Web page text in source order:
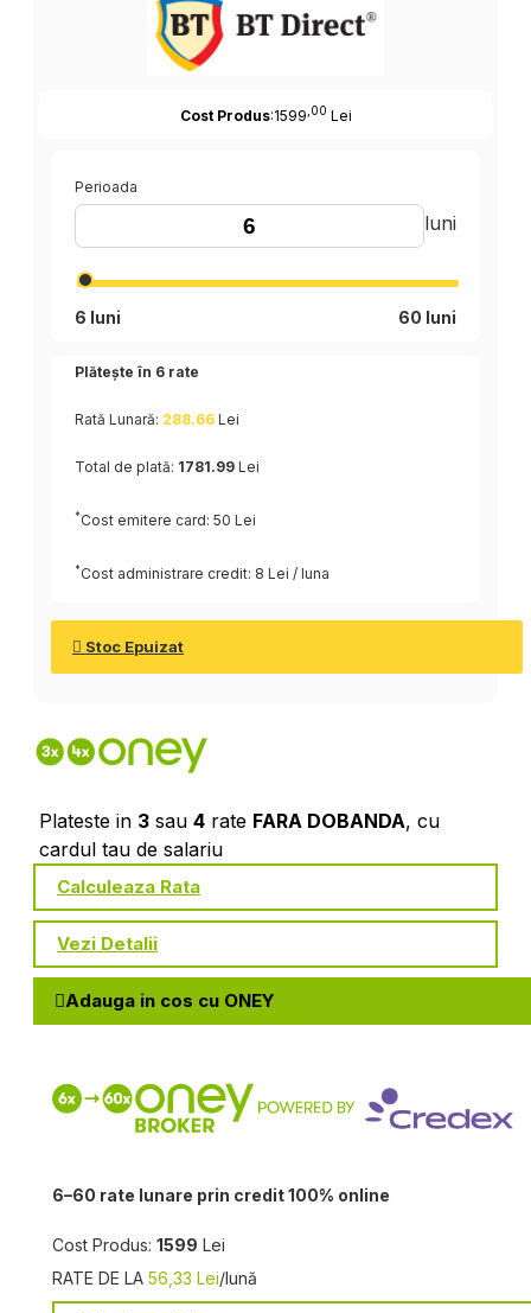
Cost Produs:1599 ,00 Lei
Perioada
luni
6 luni 60 luni
Plătește în 6 rate
Rată Lunară: 288.66 Lei
Total de plată: 1781.99 Lei
* Cost emitere card: 50 Lei
* Cost administrare credit: 8 Lei / luna
Stoc Epuizat
Plateste in 3 sau 4 rate FARA DOBANDA, cu
cardul tau de salariu
Calculeaza Rata
Vezi Detalii
Adauga in cos cu ONEY
6–60 rate lunare prin credit 100% online
Cost Produs: 1599 Lei
RATE DE LA 56,33 Lei/lună